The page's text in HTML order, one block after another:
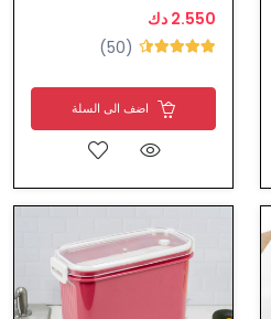
2.550 دك
(50)
اضف الى السلة